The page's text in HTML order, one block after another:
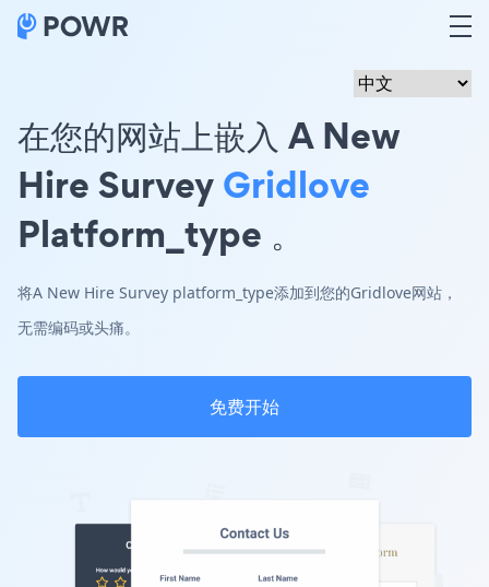
在您的网站上嵌入 A New
Hire SurveyGridlove
Platform_type 。
将A New Hire Survey platform_type添加到您的Gridlove网站，
无需编码或头痛。
免费开始